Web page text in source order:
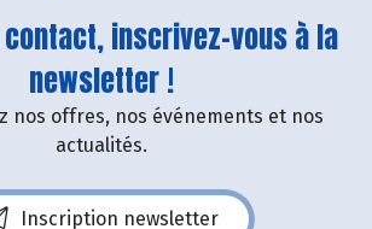
contact, inscrivez-vous à la
newsletter !
nos offres, nos événements et nos
actualités.
Inscription newsletter